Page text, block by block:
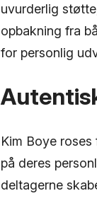
uvurderlig
opbakning fra
for personlig
Kim Boye
på deres
deltagerne